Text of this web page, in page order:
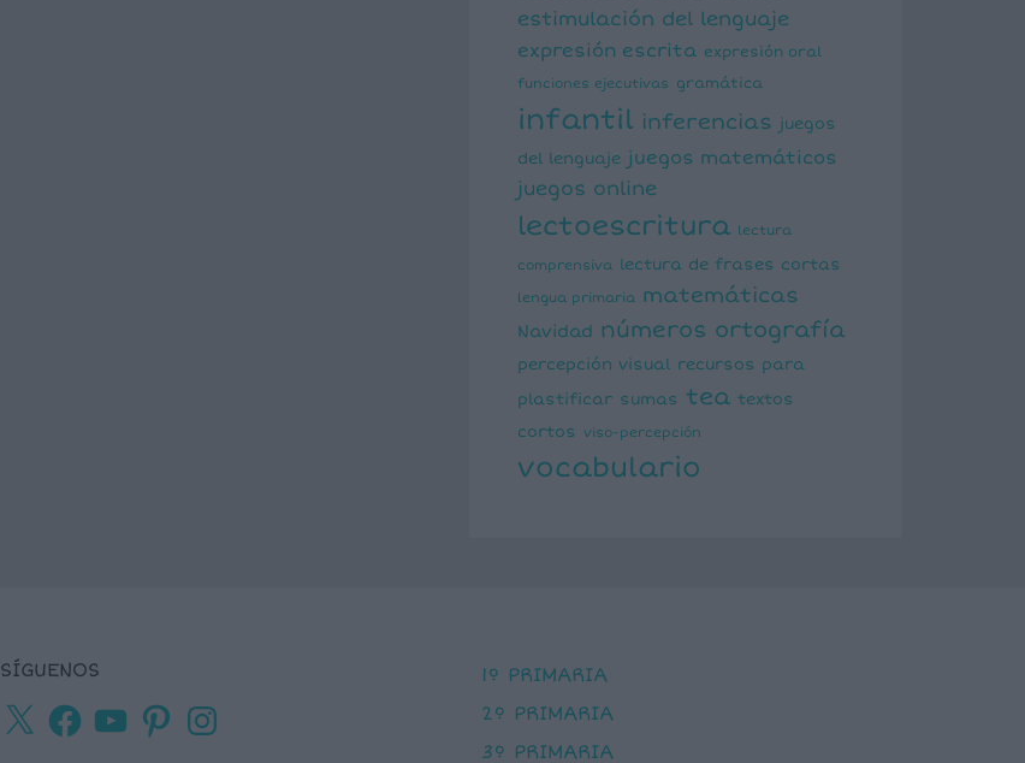
estimulación del lenguaje
expresión escrita expresión oral
funciones ejecutivas gramática
infantil inferencias juegos
del lenguaje juegos matemáticos
juegos online
lectoescritura lectura
comprensiva lectura de frases cortas
lengua primaria matemáticas
Navidad números ortografía
percepción visual recursos para
plastificar sumas tea textos
cortos
viso-percepción
vocabulario
SÍGUENOS
X
Facebook
YouTubePinterestInstagram
1º PRIMARIA
2º PRIMARIA
3º PRIMARIA